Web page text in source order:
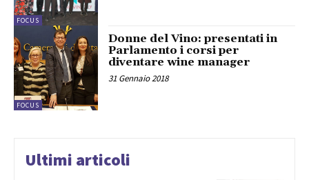
FOCUS
FOCUS
Donne del Vino: presentati in
Parlamento i corsi per
diventare wine manager
31 Gennaio 2018
Ultimi articoli